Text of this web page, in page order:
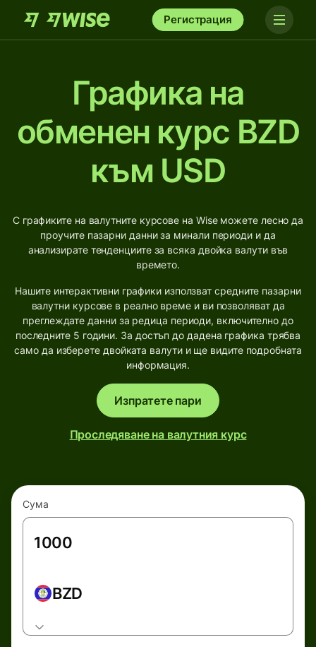
Регистрация
Графика на
обменен курс BZD
към USD
С графиките на валутните курсове на Wise можете лесно да
проучите пазарни данни за минали периоди и да
анализирате тенденциите за всяка двойка валути във
времето.
Нашите интерактивни графики използват средните пазарни
валутни курсове в реално време и ви позволяват да
преглеждате данни за редица периоди, включително до
последните 5 години. За достъп до дадена графика трябва
само да изберете двойката валути и ще видите подробната
информация.
Изпратете пари
Проследяване на валутния курс
Сума
BZD